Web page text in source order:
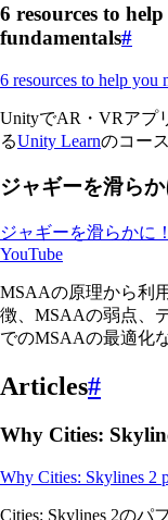
6 resources to
fundamentals#
6 resources to help you
UnityでAR・VRアプ
るUnity Learnのコー
ジャギーを滑ら
ジャギーを滑らかに
YouTube
MSAAの原理から利
徴、MSAAの弱点、
でのMSAAの最適化
Articles#
Why Cities:
Why Cities: Skylines 2
Cities: Skylines 2の